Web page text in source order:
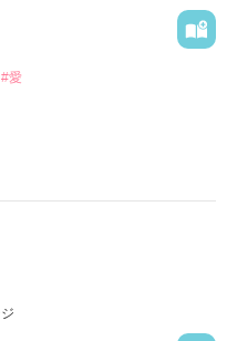
の物語。
乱恋愛小説――」
りな不幸設定持ちのくせ
も無い平凡顔の主人公が
#愛
。
い。